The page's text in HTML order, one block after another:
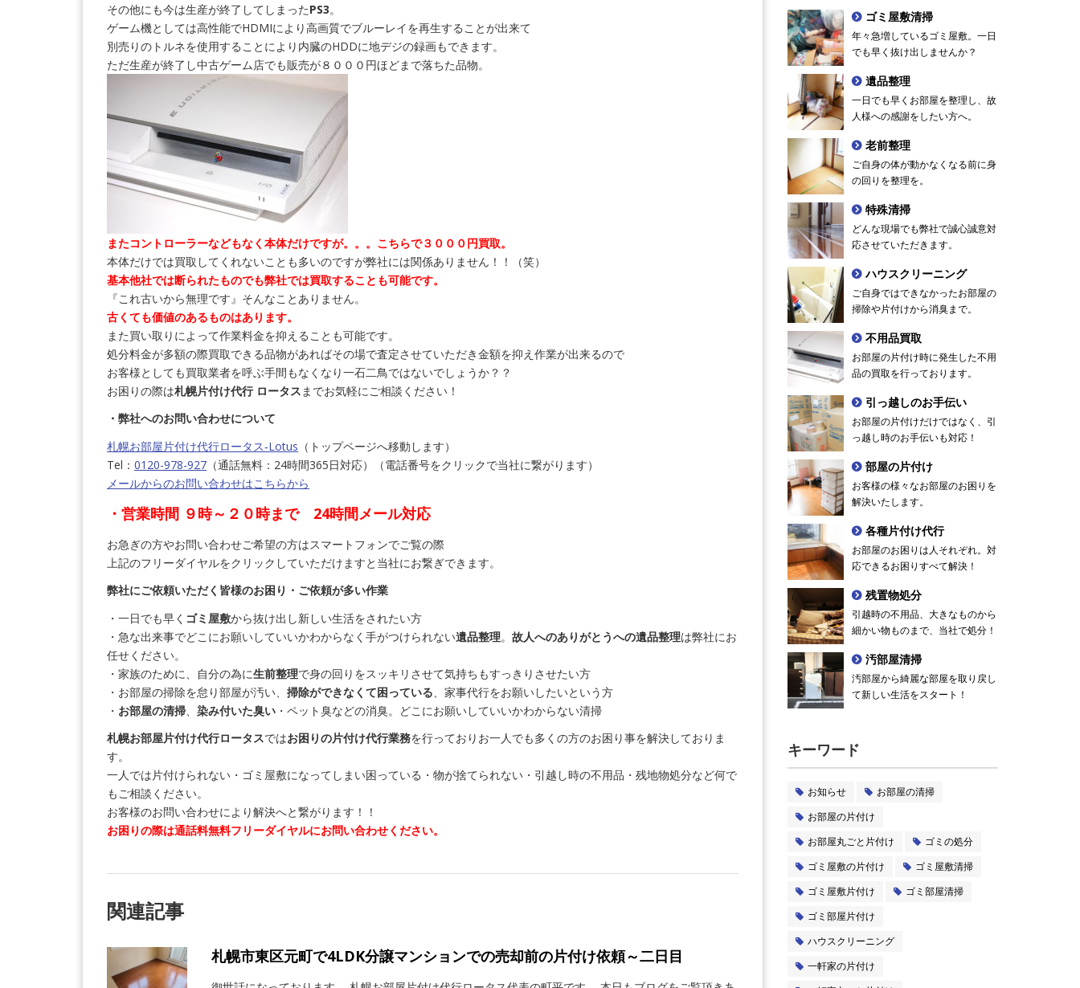
その他にも今は生産が終了してしまったPS3。
ゲーム機としては高性能でHDMIにより高画質でブルーレイを再生することが出来て
別売りのトルネを使用することにより内臓のHDDに地デジの録画もできます。
ただ生産が終了し中古ゲーム店でも販売が８０００円ほどまで落ちた品物。
またコントローラーなどもなく本体だけですが。。。こちらで３０００円買取。
本体だけでは買取してくれないことも多いのですが弊社には関係ありません！！（笑）
基本他社では断られたものでも弊社では買取することも可能です。
『これ古いから無理です』そんなことありません。
古くても価値のあるものはあります。
また買い取りによって作業料金を抑えることも可能です。
処分料金が多額の際買取できる品物があればその場で査定させていただき金額を抑え作業が出来るので
お客様としても買取業者を呼ぶ手間もなくなり一石二鳥ではないでしょうか？？
お困りの際は札幌片付け代行 ロータスまでお気軽にご相談ください！
・弊社へのお問い合わせについて
札幌お部屋片付け代行ロータス‐Lotus （トップページへ移動します）
Tel： 0120-978-927 （通話無料：24時間365日対応）（電話番号をクリックで当社に繋がります）
メールからのお問い合わせはこちらから
・営業時間 ９時～２０時まで 24時間メール対応
お急ぎの方やお問い合わせご希望の方はスマートフォンでご覧の際
上記のフリーダイヤルをクリックしていただけますと当社にお繋ぎできます。
弊社にご依頼いただく皆様のお困り・ご依頼が多い作業
・一日でも早く ゴミ屋敷から抜け出し新しい生活をされたい方
・急な出来事でどこにお願いしていいかわからなく手がつけられない遺品整理。 故人へのありがとうへの遺品整理は弊社にお
任せください。
・家族のために、自分の為に生前整理で身の回りをスッキリさせて気持ちもすっきりさせたい方
・お部屋の掃除を怠り部屋が汚い、 掃除ができなくて困っている、家事代行をお願いしたいという方
・ お部屋の清掃、 染み付いた臭い ・ペット臭などの消臭。どこにお願いしていいかわからない清掃
札幌お部屋片付け代行ロータスではお困りの片付け代行業務を行っておりお一人でも多くの方のお困り事を解決しておりま
す。
一人では片付けられない・ゴミ屋敷になってしまい困っている・物が捨てられない・引越し時の不用品・残地物処分など何で
もご相談ください。
お客様のお問い合わせにより解決へと繋がります！！
お困りの際は通話料無料フリーダイヤルにお問い合わせください。
関連記事
札幌市東区元町で4LDK分譲マンションでの売却前の片付け依頼～二日目
ゴミ屋敷清掃
年々急増しているゴミ屋敷。一日
でも早く抜け出しませんか？
遺品整理
一日でも早くお部屋を整理し、故
人様への感謝をしたい方へ。
老前整理
ご自身の体が動かなくなる前に身
の回りを整理を。
特殊清掃
どんな現場でも弊社で誠心誠意対
応させていただきます。
ハウスクリーニング
ご自身ではできなかったお部屋の
掃除や片付けから消臭まで。
不用品買取
お部屋の片付け時に発生した不用
品の買取を行っております。
引っ越しのお手伝い
お部屋の片付けだけではなく、引
っ越し時のお手伝いも対応！
部屋の片付け
お客様の様々なお部屋のお困りを
解決いたします。
各種片付け代行
お部屋のお困りは人それぞれ。対
応できるお困りすべて解決！
残置物処分
引越時の不用品、大きなものから
細かい物ものまで、当社で処分！
汚部屋清掃
汚部屋から綺麗な部屋を取り戻し
て新しい生活をスタート！
キーワード
お知らせ
お部屋の清掃
お部屋の片付け
お部屋丸ごと片付け
ゴミの処分
ゴミ屋敷の片付け
ゴミ屋敷清掃
ゴミ屋敷片付け
ゴミ部屋清掃
ゴミ部屋片付け
ハウスクリーニング
一軒家の片付け